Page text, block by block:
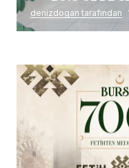
denizdogan tarafından